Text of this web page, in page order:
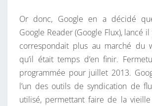
Or donc, Google en a décidé
Google Reader (Google Flux), lancé
correspondait plus au marché du
qu’il était temps d’en finir.
programmée pour juillet 2013.
l’un des outils de syndication de
utilisé, permettant faire de la